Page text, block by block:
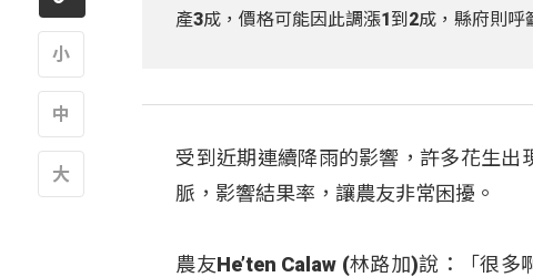
產3成，價格可能因此調漲1到2成，縣府則呼
受到近期連續降雨的影響，許多花生
脈，影響結果率，讓農友非常困擾。
農友He’ten Calaw (林路加)說：「很